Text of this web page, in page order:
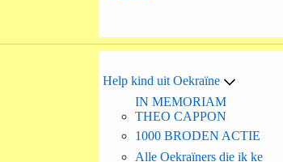
Help kind uit Oekraïne
IN MEMORIAM
THEO CAPPON
1000 BRODEN ACTIE
Alle Oekraïners die ik ke